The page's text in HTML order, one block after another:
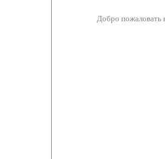
Добро пожаловать